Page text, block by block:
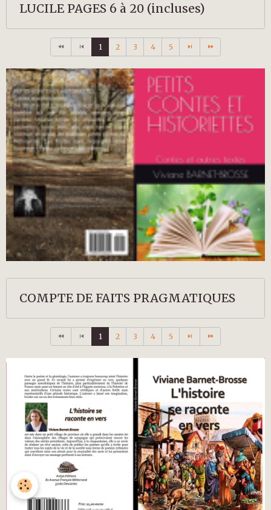
LUCILE PAGES 6 à 20 (incluses)
1 2 3 4 5
COMPTE DE FAITS PRAGMATIQUES
1 2 3 4 5